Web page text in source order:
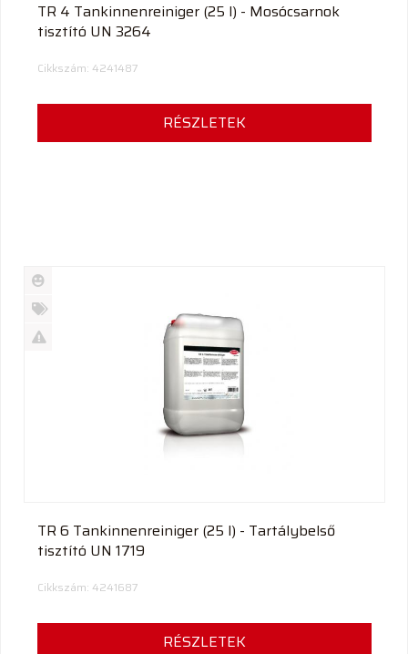
TR 4 Tankinnenreiniger (25 l) - Mosócsarnok
tisztító UN 3264
Cikkszám: 4241487
RÉSZLETEK
Új
termék
%
TR 6 Tankinnenreiniger (25 l) - Tartálybelső
tisztító UN 1719
Cikkszám: 4241687
RÉSZLETEK